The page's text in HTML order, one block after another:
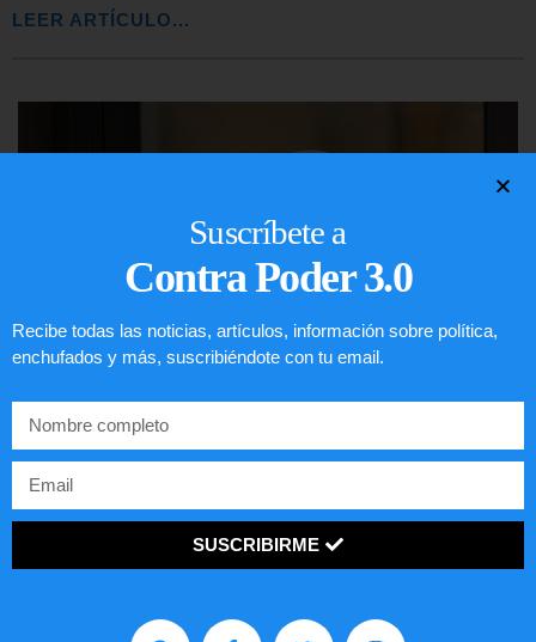
LEER ARTÍCULO...
Comunistas no son bienvenidos en
EE.UU.
Suscríbete a
Contra Poder 3.0
Recibe todas las noticias, artículos, información sobre política,
enchufados y más, suscribiéndote con tu email.
SUSCRIBIRME